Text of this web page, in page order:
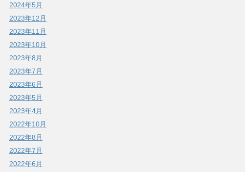
2024年5月
2023年12月
2023年11月
2023年10月
2023年8月
2023年7月
2023年6月
2023年5月
2023年4月
2022年10月
2022年8月
2022年7月
2022年6月